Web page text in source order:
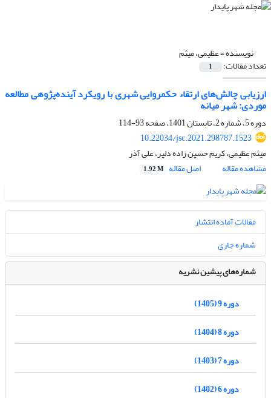
نویسنده =عظیمی، میثم
تعداد مقالات: 1
ارزیابی چالش‌های ارتقاء حکمروایی شهری با رویکرد آینده‌پژوهی مطالعه
موردی: شهر میانه
دوره 5، شماره 2، تابستان 1401، صفحه
93-114
10.22034/jsc.2021.298787.1523
میثم عظیمی، کریم حسین زاده دلیر، علی آذر
مشاهده مقاله
اصل مقاله 1.92 M
مقالات آماده انتشار
شماره جاری
شماره‌های پیشین نشریه
دوره 9 (1405)
دوره 8 (1404)
دوره 7 (1403)
دوره 6 (1402)